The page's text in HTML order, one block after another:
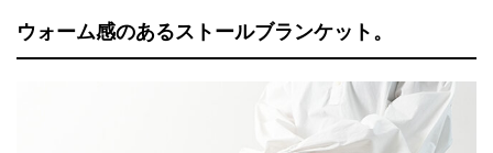
ウォーム感のあるストールブランケット。